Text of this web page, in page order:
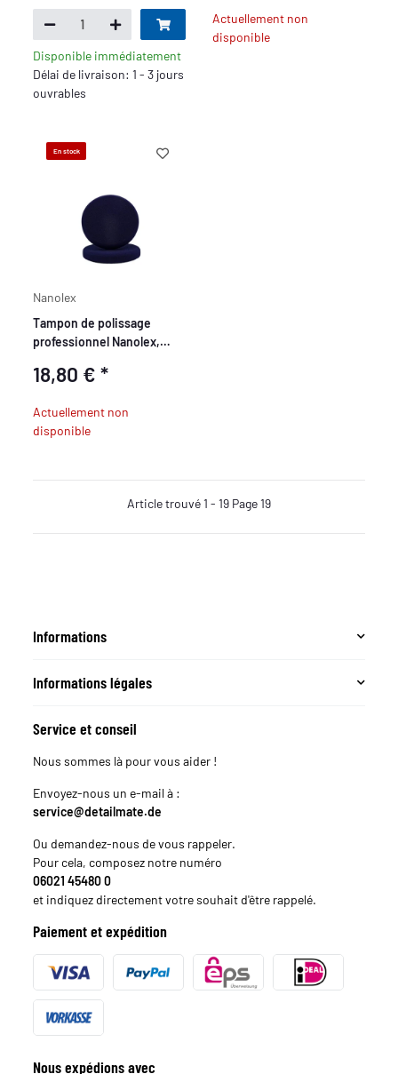
Disponible immédiatement
Délai de livraison: 1 - 3 jours
ouvrables
Actuellement non
disponible
En stock
Nanolex
Tampon de polissage
professionnel Nanolex,
18,80 €*
Actuellement non
disponible
Article trouvé 1 - 19 Page 19
Informations
Informations légales
Service et conseil
Nous sommes là pour vous aider !
Envoyez-nous un e-mail à :
service@detailmate.de
Ou demandez-nous de vous rappeler.
Pour cela, composez notre numéro
06021 45480 0
et indiquez directement votre souhait d'être rappelé.
Paiement et expédition
Nous expédions avec